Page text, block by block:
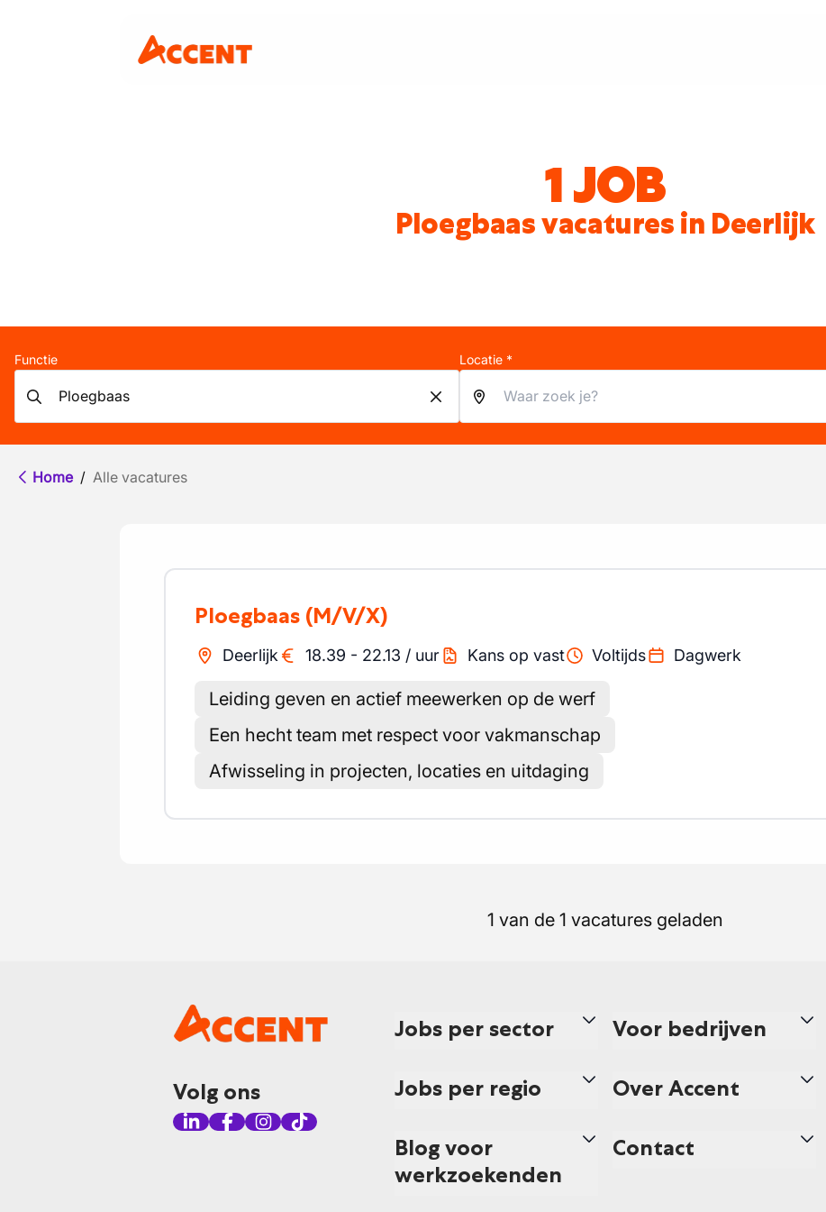
1 JOB
Ploegbaas vacatures in Deerlijk
Functie Locatie *
Home / Alle vacatures
Ploegbaas (M/V/X)
Deerlijk 18.39 - 22.13 / uur Kans op vast Voltijds Dagwerk
Leiding geven en actief meewerken op de werf
Een hecht team met respect voor vakmanschap
Afwisseling in projecten, locaties en uitdaging
1 van de 1 vacatures geladen
Volg ons
Jobs per sector
Jobs per regio
Blog voor
werkzoekenden
Voor bedrijven
Over Accent
Contact